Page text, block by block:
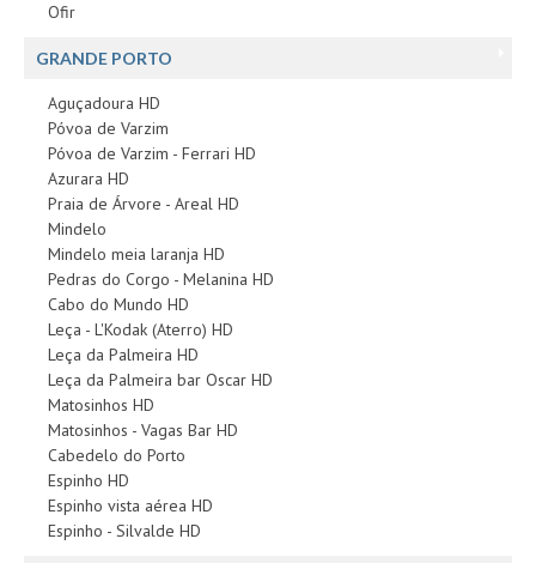
Loja
Pranchas
Acessórios de Surf
SurfWear
Acessórios de moda
Cursos de Shape
Contactos
Contactos Surftotal
Ofir
GRANDE PORTO
Aguçadoura HD
Póvoa de Varzim
Póvoa de Varzim - Ferrari HD
Azurara HD
Praia de Árvore - Areal HD
Mindelo
Mindelo meia laranja HD
Pedras do Corgo - Melanina HD
Cabo do Mundo HD
Leça - L'Kodak (Aterro) HD
Leça da Palmeira HD
Leça da Palmeira bar Oscar HD
Matosinhos HD
Matosinhos - Vagas Bar HD
Cabedelo do Porto
Espinho HD
Espinho vista aérea HD
Espinho - Silvalde HD